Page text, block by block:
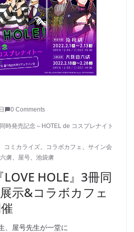
0 Comments
時発売記念～HOTEL de コスプレナイト
コミカライズ コラボカフェ
サイン会
虜 屋号 池袋虜
HOLE』3冊同
示&コラボカフェ
、屋号先生が一堂に